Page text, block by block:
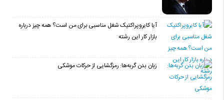
آیا کایروپراکتیک شغل مناسبی برای من است؟ همه چیز درباره
بازار کار این رشته
زبان بدن گربه‌ها: رمزگشایی از حرکات موشکی